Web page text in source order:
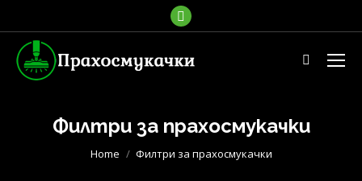
Facebook
page
opens
window
Search:
Филтри за прахосмукачки
You are here:
Home Филтри за прахосмукачки